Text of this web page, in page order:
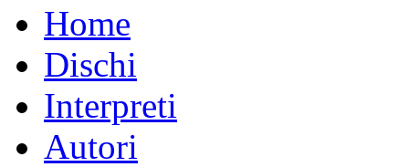
Home
Dischi
Interpreti
Autori